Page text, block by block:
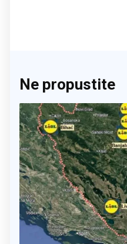
Ne propustite